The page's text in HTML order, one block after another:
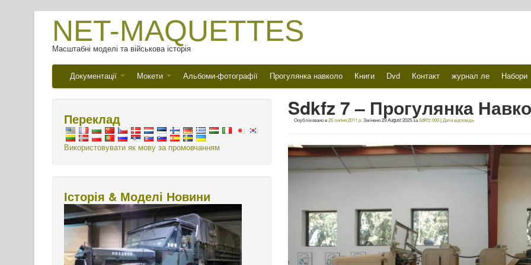
NET-MAQUETTES
Масштабні моделі та військова історія
Документації Мокети Альбоми-фотографії Прогулянка навколо Книги Dvd Контакт журнал ле Набори
Sdkfz 7 – Прогулянка
Опубліковано в26 липня 2011 р. Змінено29 August 2025заSdKfz.000| Дати відповідь
Переклад
Використовувати як мову за промовчанням
Історія & Моделі Новини